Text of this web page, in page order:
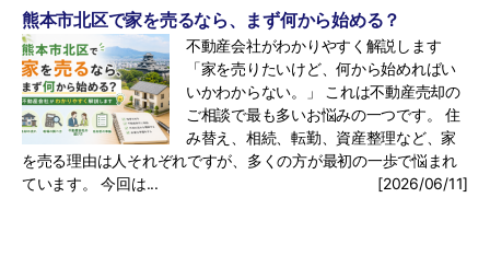
熊本市北区で家を売るなら、まず何から始める？
不動産会社がわかりやすく解説します
「家を売りたいけど、何から始めればい
いかわからない。」 これは不動産売却の
ご相談で最も多いお悩みの一つです。 住
み替え、相続、転勤、資産整理など、家
を売る理由は人それぞれですが、多くの方が最初の一歩で悩まれ
ています。 今回は...
[2026/06/11]